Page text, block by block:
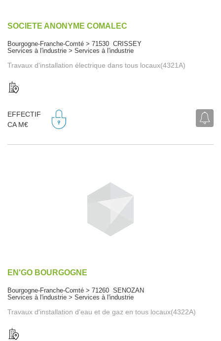
SOCIETE ANONYME COMALEC
Bourgogne-Franche-Comté > 71530 CRISSEY
Services à l'industrie > Services à l'industrie
Travaux d'installation électrique dans tous locaux(4321A)
EFFECTIF
CA M€
EN'GO BOURGOGNE
Bourgogne-Franche-Comté > 71260 SENOZAN
Services à l'industrie > Services à l'industrie
Travaux d'installation d'eau et de gaz en tous locaux(4322A)